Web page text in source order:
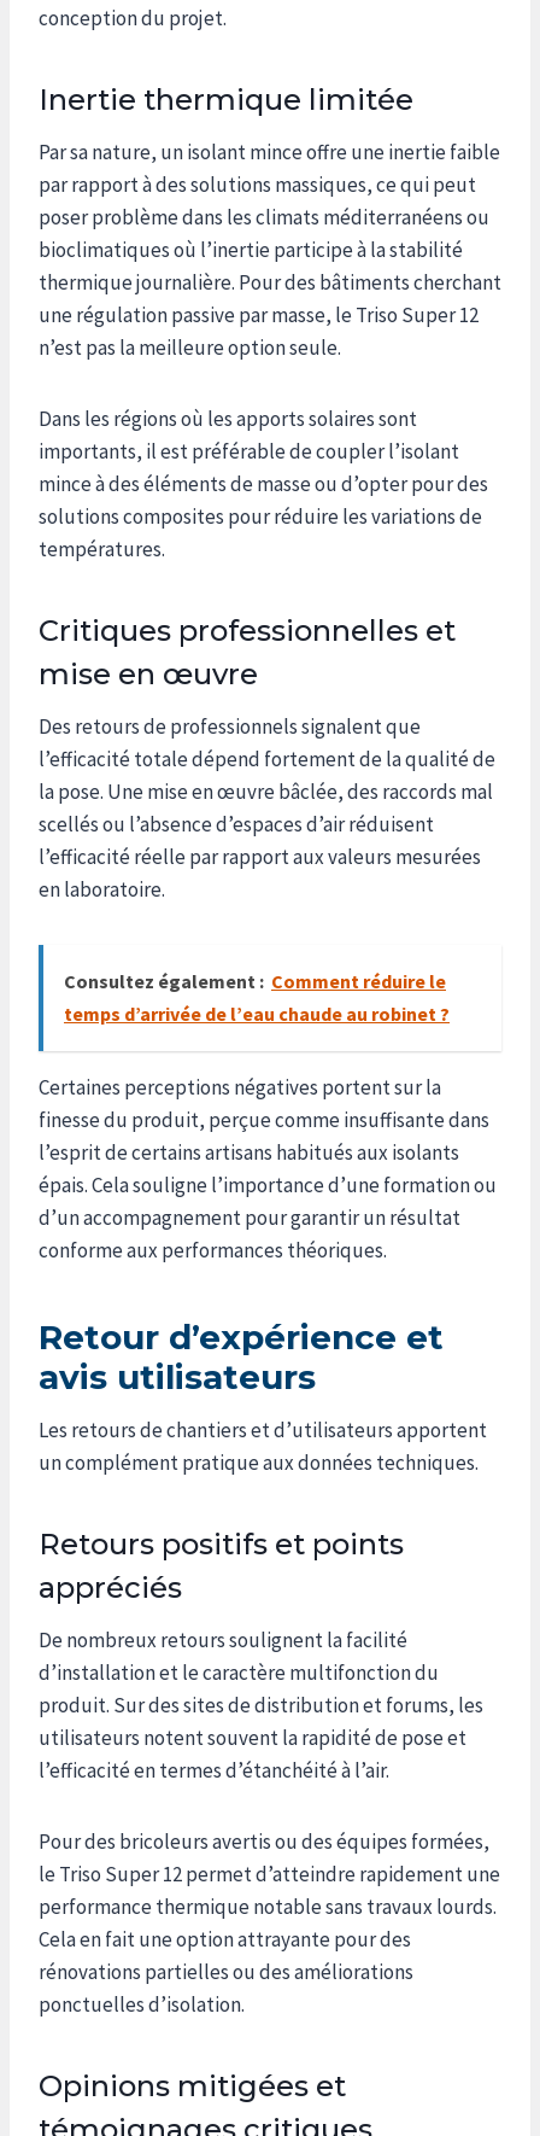
conception du projet.
Inertie thermique limitée
Par sa nature, un isolant mince offre une inertie faible
par rapport à des solutions massiques, ce qui peut
poser problème dans les climats méditerranéens ou
bioclimatiques où l’inertie participe à la stabilité
thermique journalière. Pour des bâtiments cherchant
une régulation passive par masse, le Triso Super 12
n’est pas la meilleure option seule.
Dans les régions où les apports solaires sont
importants, il est préférable de coupler l’isolant
mince à des éléments de masse ou d’opter pour des
solutions composites pour réduire les variations de
températures.
Critiques professionnelles et
mise en œuvre
Des retours de professionnels signalent que
l’efficacité totale dépend fortement de la qualité de
la pose. Une mise en œuvre bâclée, des raccords mal
scellés ou l’absence d’espaces d’air réduisent
l’efficacité réelle par rapport aux valeurs mesurées
en laboratoire.
Consultez également : Comment réduire le
temps d’arrivée de l’eau chaude au robinet ?
Certaines perceptions négatives portent sur la
finesse du produit, perçue comme insuffisante dans
l’esprit de certains artisans habitués aux isolants
épais. Cela souligne l’importance d’une formation ou
d’un accompagnement pour garantir un résultat
conforme aux performances théoriques.
Retour d’expérience et
avis utilisateurs
Les retours de chantiers et d’utilisateurs apportent
un complément pratique aux données techniques.
Retours positifs et points
appréciés
De nombreux retours soulignent la facilité
d’installation et le caractère multifonction du
produit. Sur des sites de distribution et forums, les
utilisateurs notent souvent la rapidité de pose et
l’efficacité en termes d’étanchéité à l’air.
Pour des bricoleurs avertis ou des équipes formées,
le Triso Super 12 permet d’atteindre rapidement une
performance thermique notable sans travaux lourds.
Cela en fait une option attrayante pour des
rénovations partielles ou des améliorations
ponctuelles d’isolation.
Opinions mitigées et
témoignages critiques